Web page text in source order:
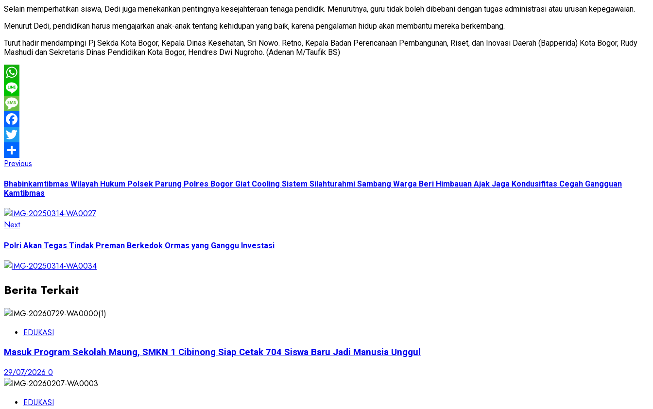
Selain memperhatikan siswa, Dedi juga menekankan pentingnya kesejahteraan tenaga pendidik. Menurutnya, guru tidak boleh dibebani dengan tugas administrasi atau urusan kepegawaian.
Menurut Dedi, pendidikan harus mengajarkan anak-anak tentang kehidupan yang baik, karena pengalaman hidup akan membantu mereka berkembang.
Turut hadir mendampingi Pj Sekda Kota Bogor, Kepala Dinas Kesehatan, Sri Nowo. Retno, Kepala Badan Perencanaan Pembangunan, Riset, dan Inovasi Daerah (Bapperida) Kota Bogor, Rudy
Mashudi dan Sekretaris Dinas Pendidikan Kota Bogor, Hendres Dwi Nugroho. (Adenan M/Taufik BS)
WhatsApp
Line
Message
Facebook
Twitter
Share
Post
navigation
Previous
Bhabinkamtibmas Wilayah Hukum Polsek Parung Polres Bogor Giat Cooling Sistem Silahturahmi Sambang Warga Beri Himbauan Ajak Jaga Kondusifitas Cegah Gangguan
Kamtibmas
NextNext
Polri Akan Tegas Tindak Preman Berkedok Ormas yang Ganggu Investasi
Berita Terkait
EDUKASI
Masuk Program Sekolah Maung, SMKN 1 Cibinong Siap Cetak 704 Siswa Baru Jadi Manusia Unggul
29/07/2026 0
EDUKASI